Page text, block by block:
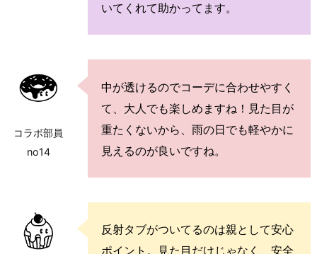
いてくれて助かってます。
コラボ部員
no14
中が透けるのでコーデに合わせやすく
て、大人でも楽しめますね！見た目が
重たくないから、雨の日でも軽やかに
見えるのが良いですね。
反射タブがついてるのは親として安心
ポイント。見た目だけじゃなく、安全